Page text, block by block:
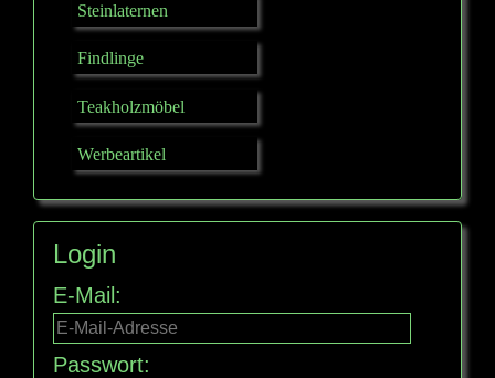
Steinlaternen
Findlinge
Teakholzmöbel
Werbeartikel
Login
E-Mail:
Passwort: